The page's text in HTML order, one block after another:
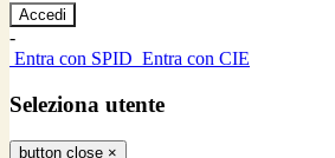
-
Entra con SPID Entra con CIE
Seleziona utente
button close ×